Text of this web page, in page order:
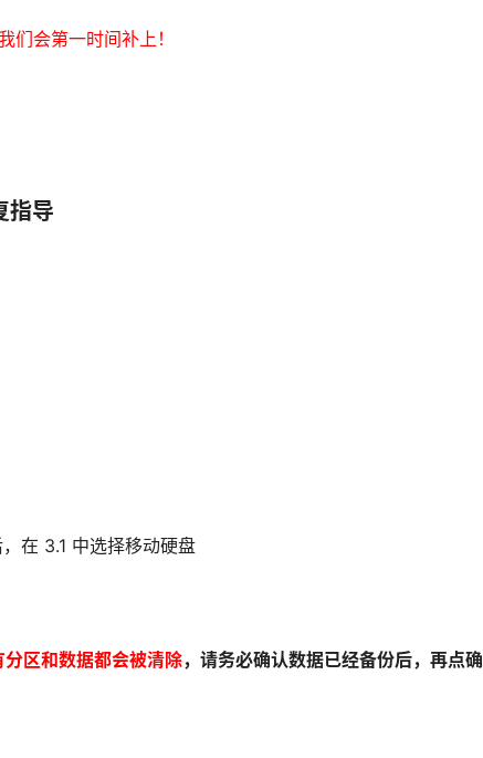
们会第一时间补上！
指导
在 3.1 中选择移动硬盘
分区和数据都会被清除，请务必确认数据已经备份后，再点确